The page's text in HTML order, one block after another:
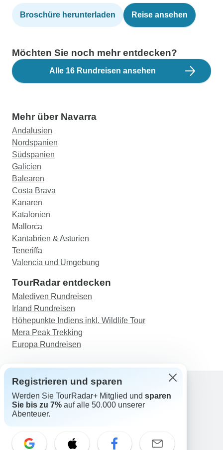
Broschüre herunterladen Reise ansehen
Möchten Sie noch mehr entdecken?
Alle 16 Rundreisen ansehen
Mehr über Navarra
Andalusien
Nordspanien
Südspanien
Galicien
Balearen
Costa Brava
Kanaren
Katalonien
Mallorca
Kantabrien & Asturien
Teneriffa
Valencia und Umgebung
TourRadar entdecken
Malediven Rundreisen
Irland Rundreisen
Höhepunkte Indiens inkl. Wildlife Tour
Mera Peak Trekking
Europa Rundreisen
Support
Kontakt
Schweiz +41 225 183 195
Registrieren und sparen
Werden Sie TourRadar+ Mitglied und sparen
Sie bis zu 7% auf alle 50.000 unserer
Abenteuer.